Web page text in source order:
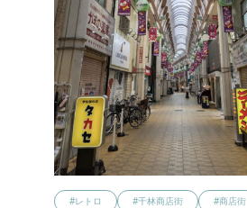
#レトロ #千林商店街 #商店街